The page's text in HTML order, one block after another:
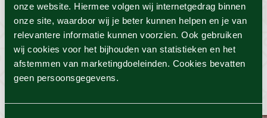
onze website. Hiermee volgen wij internetgedrag binnen
onze site, waardoor wij je beter kunnen helpen en je van
relevantere informatie kunnen voorzien. Ook gebruiken
wij cookies voor het bijhouden van statistieken en het
afstemmen van marketingdoeleinden. Cookies bevatten
geen persoonsgegevens.
Dit vind je misschien ook
wel leuk